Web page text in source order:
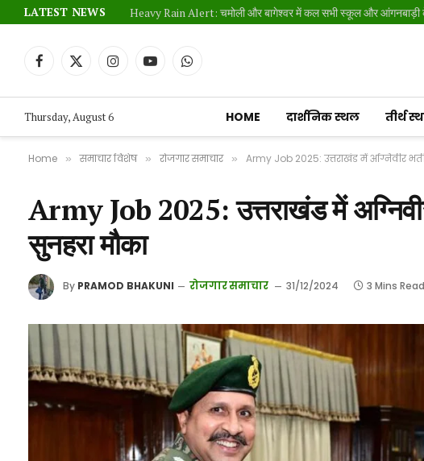
LATEST NEWS Heavy Rain Alert: चमोली और बागेश्वर में कल सभी स्कूल और आंगनबाड़ी
Facebook
X
InstagramYouTubeWhatsApp
Thursday, August 6 HOME दार्शनिक स्थल तीर्थ
Home » समाचार विशेष » रोजगार समाचार » Army Job 2025: उत्तराखंड में अग्निवीर
Army Job 2025: उत्तराखंड में
सुनहरा मौका
By PRAMOD BHAKUNI रोजगार समाचार 31/12/2024 3 Mins Read